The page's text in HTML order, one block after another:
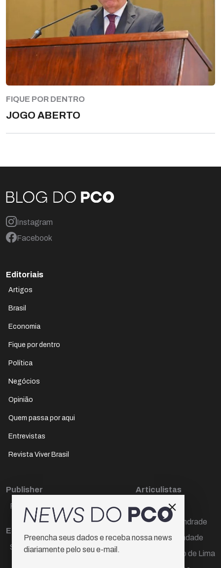
FIQUE POR DENTRO
JOGO ABERTO
Instagram
Facebook
Editoriais
Artigos
Brasil
Economia
Fique por dentro
Política
Negócios
Opinião
Quem passa por aqui
Entrevistas
Revista Viver Brasil
Publisher
Paulo Cesar de Oliveira
Editora Chefe
Sueli Cotta
Articulistas
Décio Freire
Dr Marcos Andrade
Hamilton Trindade
Igor Carvalho de Lima
Preencha seus dados e receba nossa news
diariamente pelo seu e-mail.